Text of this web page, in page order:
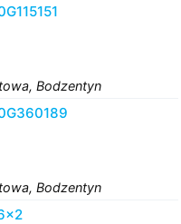
Bodzentyn
Bodzentyn